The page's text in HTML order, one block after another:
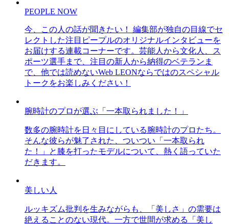
PEOPLE NOW
今、この人の話が聞きたい！ 編集部が独自の目線でセ
レクトした注目ピープルのオリジナルインタビューを
お届けする連載コーナーです。芸能人から文化人、ス
ポーツ選手まで、注目の新人から納得のベテランま
で、他では読めないWeb LEONならではのスペシャル
トークをお楽しみください！
腕時計のプロが選ぶ「一本取られました！」
数多の腕時計を日々目にしている腕時計のプロたち。
そんな彼らが魅了された、ついつい「一本取られ
た！」と膝を打ったモデルについて、熱く語っていた
だきます。
美しい人
ルッキズム批判を生みながらも、「美しさ」の需要は
絶えることのない現代。一方で世間が求める「美し